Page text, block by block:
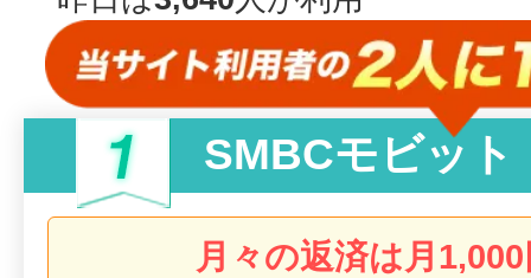
SMBCモビット
月々の返済は月